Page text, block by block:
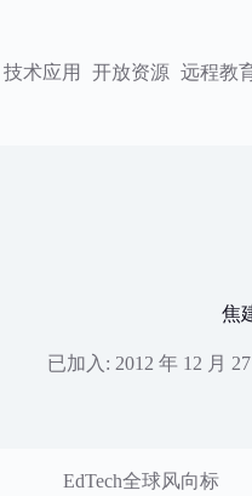
技术应用 开放资源 远程教
焦
已加入: 2012 年 12 月 27
EdTech全球风向标